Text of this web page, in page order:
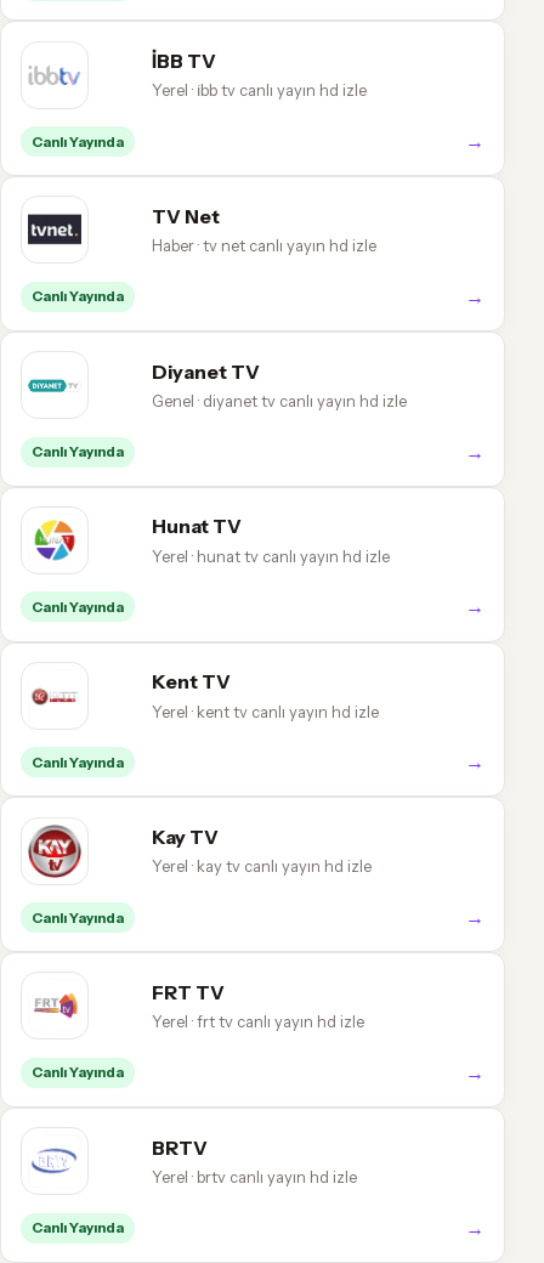
İBB TV
Yerel · i̇bb tv canlı yayın hd izle
Canlı Yayında →
TV Net
Haber · tv net canlı yayın hd izle
Canlı Yayında →
Diyanet TV
Genel · diyanet tv canlı yayın hd izle
Canlı Yayında →
Hunat TV
Yerel · hunat tv canlı yayın hd izle
Canlı Yayında →
Kent TV
Yerel · kent tv canlı yayın hd izle
Canlı Yayında →
Kay TV
Yerel · kay tv canlı yayın hd izle
Canlı Yayında →
FRT TV
Yerel · frt tv canlı yayın hd izle
Canlı Yayında →
BRTV
Yerel · brtv canlı yayın hd izle
Canlı Yayında →